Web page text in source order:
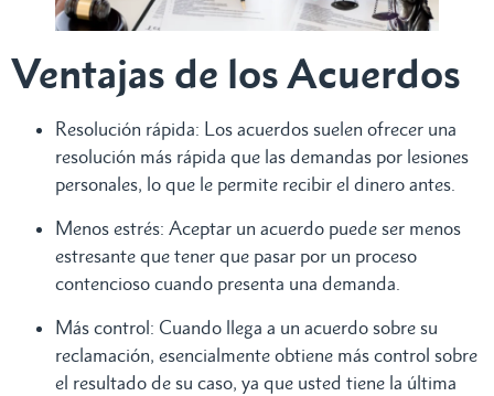
Ventajas de los Acuerdos
Resolución rápida: Los acuerdos suelen ofrecer una
resolución más rápida que las demandas por lesiones
personales, lo que le permite recibir el dinero antes.
Menos estrés: Aceptar un acuerdo puede ser menos
estresante que tener que pasar por un proceso
contencioso cuando presenta una demanda.
Más control: Cuando llega a un acuerdo sobre su
reclamación, esencialmente obtiene más control sobre
el resultado de su caso, ya que usted tiene la última